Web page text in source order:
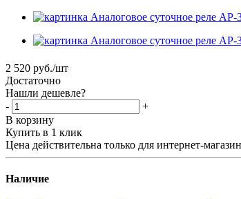
2 520 руб./шт
Достаточно
Нашли дешевле?
-
+
В корзину
Купить в 1 клик
Цена действительна только для интернет-
Наличие